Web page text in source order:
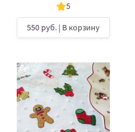
5
550 руб. | В корзину